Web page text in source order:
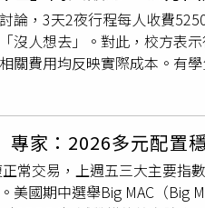
美國女生10元的油性原子
三確認真的可以收嗎，之
，我一直在歐洲想要買立可
原子筆並非最受歡迎的物品
張$5或者$10美金的時候，
但大家都不給 的時候，至少
論，3天2夜行程每人收費
沒人想去」。對此，校方表
關費用均反映實際成本。有
票率未達85%，畢旅將取消
三天則至麗寶樂園。部分網
個年級是瘋了嗎」、「就
買麗寶樂園的入場券」、「
行程不順便，全部字出現
家：2026多元配置
常交易，上週五三大主要指
美國期中選舉Big MAC（Big